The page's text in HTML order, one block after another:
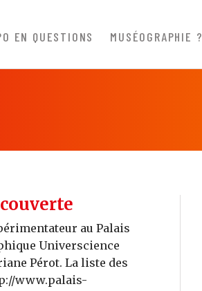
EN QUESTIONS MUSÉOGRAPHIE ?
au Palais
Universcience
Pérot. La liste des
www.palais-